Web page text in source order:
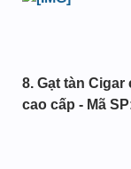
8. Gạt tàn
cao cấp - Mã